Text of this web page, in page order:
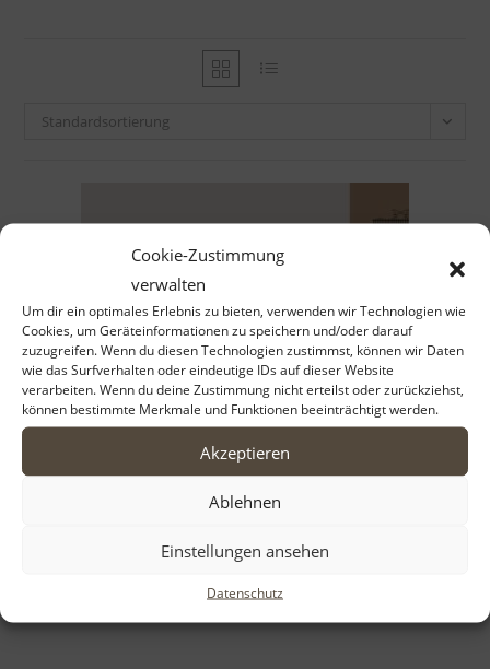
Cookie-Zustimmung
verwalten
Um dir ein optimales Erlebnis zu bieten, verwenden wir Technologien wie
Cookies, um Geräteinformationen zu speichern und/oder darauf
zuzugreifen. Wenn du diesen Technologien zustimmst, können wir Daten
wie das Surfverhalten oder eindeutige IDs auf dieser Website
verarbeiten. Wenn du deine Zustimmung nicht erteilst oder zurückziehst,
können bestimmte Merkmale und Funktionen beeinträchtigt werden.
Akzeptieren
Ablehnen
Einstellungen ansehen
Datenschutz
Standardsortierung
Kalender
25,00€